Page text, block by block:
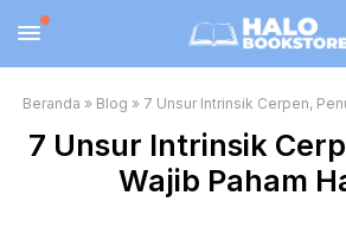
Beranda » Blog » 7 Unsur Intrinsik Cerpen,
7 Unsur Intrinsik
Wajib Paham